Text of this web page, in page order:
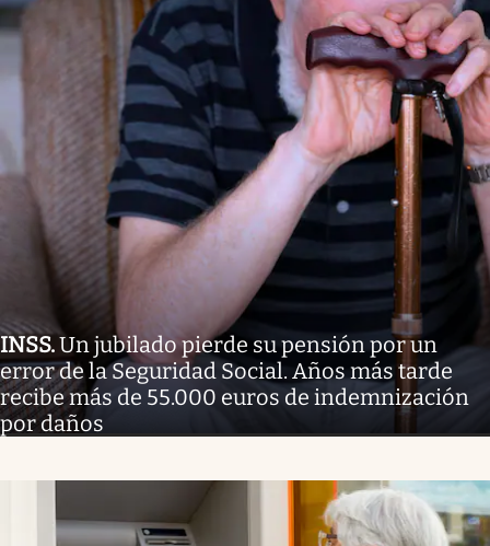
INSS.Un jubilado pierde su pensión por un
error de la Seguridad Social. Años más tarde
recibe más de 55.000 euros de indemnización
por daños